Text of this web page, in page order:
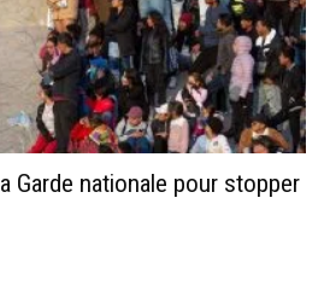
Garde nationale pour stopper